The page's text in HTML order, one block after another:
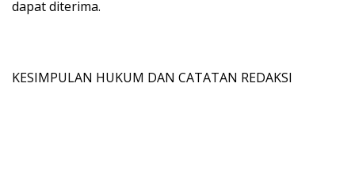
dapat diterima.
KESIMPULAN HUKUM DAN CATATAN REDAKSI